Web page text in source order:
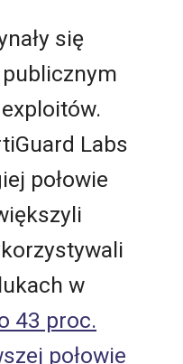
się
Labs
połowie
w
43 proc.
połowie